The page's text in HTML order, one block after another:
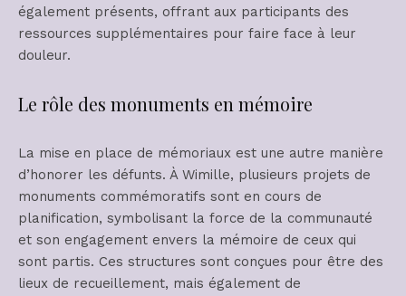
également présents, offrant aux participants des
ressources supplémentaires pour faire face à leur
douleur.
Le rôle des monuments en mémoire
La mise en place de mémoriaux est une autre manière
d’honorer les défunts. À Wimille, plusieurs projets de
monuments commémoratifs sont en cours de
planification, symbolisant la force de la communauté
et son engagement envers la mémoire de ceux qui
sont partis. Ces structures sont conçues pour être des
lieux de recueillement, mais également de